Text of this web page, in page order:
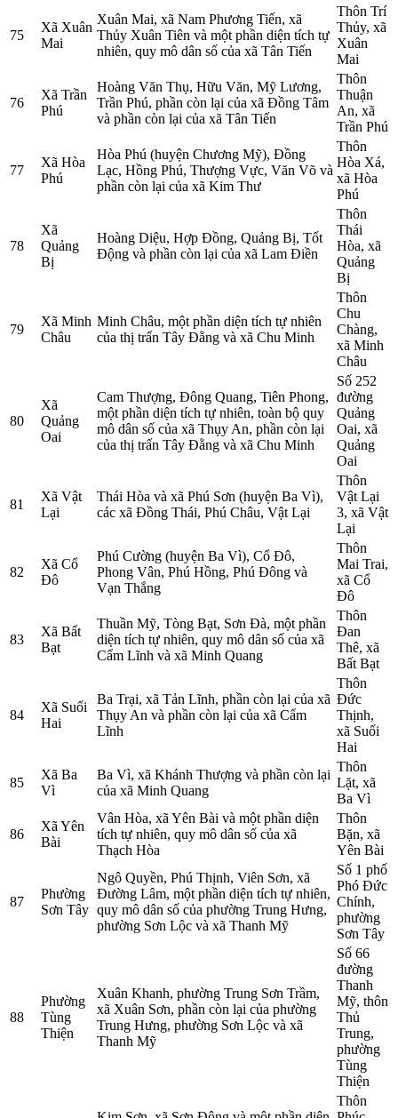
75
Xã Xuân
Mai
Xuân Mai, xã Nam Phương Tiến, xã
Thủy Xuân Tiên và một phần diện tích tự
nhiên, quy mô dân số của xã Tân Tiến
Thôn Trí
Thủy, xã
Xuân
Mai
76
Xã Trần
Phú
Hoàng Văn Thụ, Hữu Văn, Mỹ Lương,
Trần Phú, phần còn lại của xã Đồng Tâm
và phần còn lại của xã Tân Tiến
Thôn
Thuận
An, xã
Trần Phú
77
Xã Hòa
Phú
Hòa Phú (huyện Chương Mỹ), Đồng
Lạc, Hồng Phú, Thượng Vực, Văn Võ và
phần còn lại của xã Kim Thư
Thôn
Hòa Xá,
xã Hòa
Phú
78
Xã
Quảng
Bị
Hoàng Diệu, Hợp Đồng, Quảng Bị, Tốt
Động và phần còn lại của xã Lam Điền
Thôn
Thái
Hòa, xã
Quảng
Bị
79
Xã Minh
Châu
Minh Châu, một phần diện tích tự nhiên
của thị trấn Tây Đằng và xã Chu Minh
Thôn
Chu
Chàng,
xã Minh
Châu
80
Xã
Quảng
Oai
Cam Thượng, Đông Quang, Tiên Phong,
một phần diện tích tự nhiên, toàn bộ quy
mô dân số của xã Thụy An, phần còn lại
của thị trấn Tây Đằng và xã Chu Minh
Số 252
đường
Quảng
Oai, xã
Quảng
Oai
81
Xã Vật
Lại
Thái Hòa và xã Phú Sơn (huyện Ba Vì),
các xã Đồng Thái, Phú Châu, Vật Lại
Thôn
Vật Lại
3, xã Vật
Lại
82
Xã Cổ
Đô
Phú Cường (huyện Ba Vì), Cổ Đô,
Phong Vân, Phú Hồng, Phú Đông và
Vạn Thắng
Thôn
Mai Trai,
xã Cổ
Đô
83
Xã Bất
Bạt
Thuần Mỹ, Tòng Bạt, Sơn Đà, một phần
diện tích tự nhiên, quy mô dân số của xã
Cẩm Lĩnh và xã Minh Quang
Thôn
Đan
Thê, xã
Bất Bạt
84
Xã Suối
Hai
Ba Trại, xã Tản Lĩnh, phần còn lại của xã
Thụy An và phần còn lại của xã Cẩm
Lĩnh
Thôn
Đức
Thịnh,
xã Suối
Hai
85
Xã Ba
Vì
Ba Vì, xã Khánh Thượng và phần còn lại
của xã Minh Quang
Thôn
Lặt, xã
Ba Vì
86
Xã Yên
Bài
Vân Hòa, xã Yên Bài và một phần diện
tích tự nhiên, quy mô dân số của xã
Thạch Hòa
Thôn
Bặn, xã
Yên Bài
87
Phường
Sơn Tây
Ngô Quyền, Phú Thịnh, Viên Sơn, xã
Đường Lâm, một phần diện tích tự nhiên,
quy mô dân số của phường Trung Hưng,
phường Sơn Lộc và xã Thanh Mỹ
Số 1 phố
Phó Đức
Chính,
phường
Sơn Tây
88
Phường
Tùng
Thiện
Xuân Khanh, phường Trung Sơn Trầm,
xã Xuân Sơn, phần còn lại của phường
Trung Hưng, phường Sơn Lộc và xã
Thanh Mỹ
Số 66
đường
Thanh
Mỹ, thôn
Thủ
Trung,
phường
Tùng
Thiện
Thôn